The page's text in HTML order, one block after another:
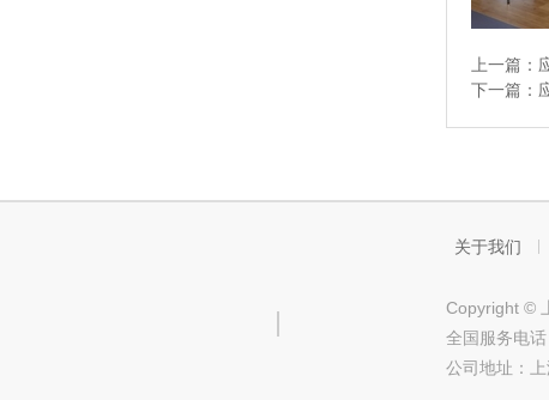
上一篇：
下一篇：
关于我们
Copyright ©
全国服务电
公司地址：